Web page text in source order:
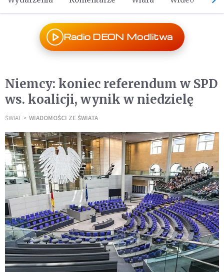
Radio DEON Modlitwa
Niemcy: koniec referendum w SPD
ws. koalicji, wynik w niedzielę
ŚWIAT WIADOMOŚCI ZE ŚWIATA